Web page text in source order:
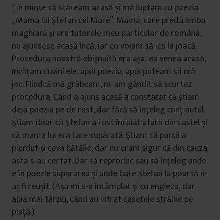
Ţin minte că stăteam acasă și mă luptam cu poezia
„Mama lui Ştefan cel Mare”. Mama, care preda limba
maghiară și era tutorele meu particular de română,
nu ajunsese acasă încă, iar eu voiam să ies la joacă.
Procedura noastră obișnuită era așa: ea venea acasă,
învățam cuvintele, apoi poezia, apoi puteam să mă
joc. Fiindcă mă grăbeam, m-am gândit să scurtez
procedura. Când a ajuns acasă a constatat că știam
deja poezia pe de rost, dar fără să înțeleg conținutul.
Ştiam doar că Ştefan a fost încuiat afară din castel și
că mama lui era tare supărată. Ştiam că parcă a
pierdut și ceva bătălie, dar nu eram sigur că din cauza
asta s-au certat. Dar să reproduc sau să înțeleg unde
e în poezie supărarea și unde bate Ştefan la poartă n-
aș fi reușit. (Așa mi s-a întâmplat și cu engleza, dar
abia mai târziu, când au intrat casetele străine pe
piață.)